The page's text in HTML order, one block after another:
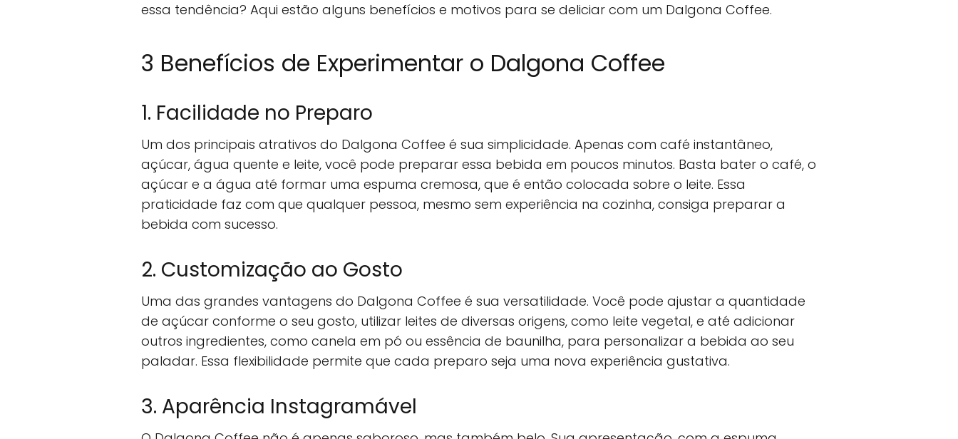
essa tendência? Aqui estão alguns benefícios e motivos para se deliciar com um Dalgona Coffee.
3 Benefícios de Experimentar o Dalgona Coffee
1. Facilidade no Preparo
Um dos principais atrativos do Dalgona Coffee é sua simplicidade. Apenas com café instantâneo,
açúcar, água quente e leite, você pode preparar essa bebida em poucos minutos. Basta bater o café, o
açúcar e a água até formar uma espuma cremosa, que é então colocada sobre o leite. Essa
praticidade faz com que qualquer pessoa, mesmo sem experiência na cozinha, consiga preparar a
bebida com sucesso.
2. Customização ao Gosto
Uma das grandes vantagens do Dalgona Coffee é sua versatilidade. Você pode ajustar a quantidade
de açúcar conforme o seu gosto, utilizar leites de diversas origens, como leite vegetal, e até adicionar
outros ingredientes, como canela em pó ou essência de baunilha, para personalizar a bebida ao seu
paladar. Essa flexibilidade permite que cada preparo seja uma nova experiência gustativa.
3. Aparência Instagramável